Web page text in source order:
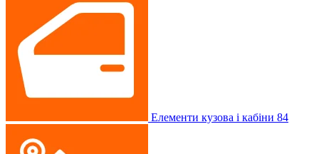
Елементи кузова і кабіни 84